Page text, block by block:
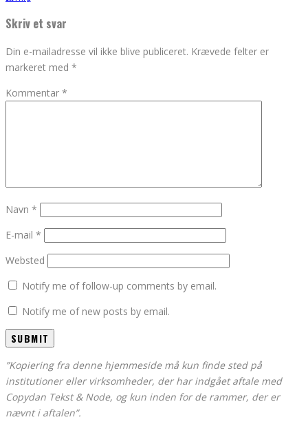
Skriv et svar
Din e-mailadresse vil ikke blive publiceret. Krævede felter er
markeret med *
Kommentar *
Navn *
E-mail *
Websted
Notify me of follow-up comments by email.
Notify me of new posts by email.
”Kopiering fra denne hjemmeside må kun finde sted på
institutioner eller virksomheder, der har indgået aftale med
Copydan Tekst & Node, og kun inden for de rammer, der er
nævnt i aftalen”.